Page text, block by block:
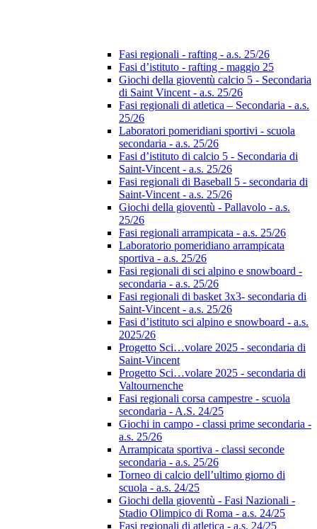
Fasi regionali - rafting - a.s. 25/26
Fasi d’istituto - rafting - maggio 25
Giochi della gioventù calcio 5 - Secondaria
di Saint Vincent - a.s. 25/26
Fasi regionali di atletica – Secondaria - a.s.
25/26
Laboratori pomeridiani sportivi - scuola
secondaria - a.s. 25/26
Fasi d’istituto di calcio 5 - Secondaria di
Saint-Vincent - a.s. 25/26
Fasi regionali di Baseball 5 - secondaria di
Saint-Vincent - a.s. 25/26
Giochi della gioventù - Pallavolo - a.s.
25/26
Fasi regionali arrampicata - a.s. 25/26
Laboratorio pomeridiano arrampicata
sportiva - a.s. 25/26
Fasi regionali di sci alpino e snowboard -
secondaria - a.s. 25/26
Fasi regionali di basket 3x3- secondaria di
Saint-Vincent - a.s. 25/26
Fasi d’istituto sci alpino e snowboard - a.s.
2025/26
Progetto Sci…volare 2025 - secondaria di
Saint-Vincent
Progetto Sci…volare 2025 - secondaria di
Valtournenche
Fasi regionali corsa campestre - scuola
secondaria - A.S. 24/25
Giochi in campo - classi prime secondaria -
a.s. 25/26
Arrampicata sportiva - classi seconde
secondaria - a.s. 25/26
Torneo di calcio dell’ultimo giorno di
scuola - a.s. 24/25
Giochi della gioventù - Fasi Nazionali -
Stadio Olimpico di Roma - a.s. 24/25
Fasi regionali di atletica - a.s. 24/25